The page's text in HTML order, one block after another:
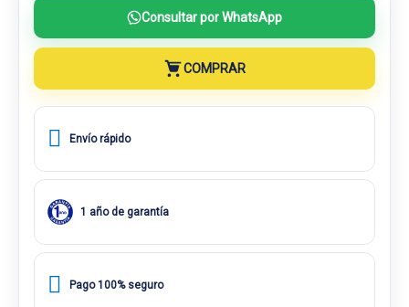
Consultar por WhatsApp
COMPRAR
Envío rápido
1 año de garantía
Pago 100% seguro